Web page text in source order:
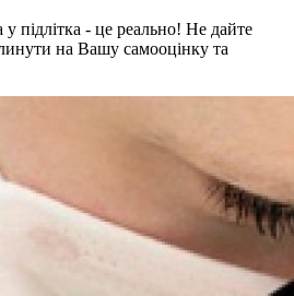
підлітка - це реально! Не дайте
на Вашу самооцінку та